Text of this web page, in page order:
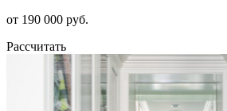
от 190 000 руб.
Рассчитать